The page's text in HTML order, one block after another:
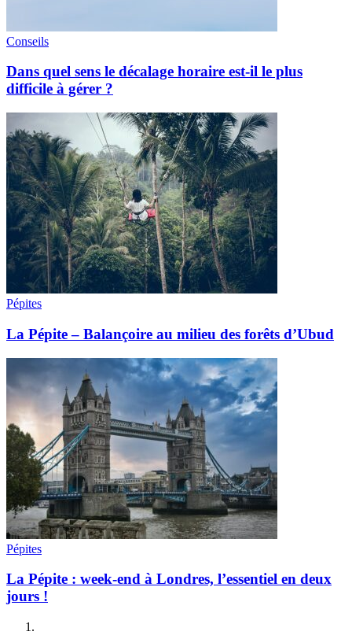
Conseils
Dans quel sens le décalage horaire est-il le plus
difficile à gérer ?
Pépites
La Pépite – Balançoire au milieu des forêts d’Ubud
Pépites
La Pépite : week-end à Londres, l’essentiel en deux
jours !